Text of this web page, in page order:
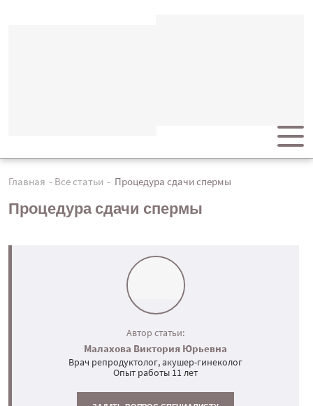
Главная Все статьи Процедура сдачи спермы
Процедура сдачи спермы
Автор статьи:
Малахова Виктория Юрьевна
Врач репродуктолог, акушер-гинеколог
Опыт работы 11 лет